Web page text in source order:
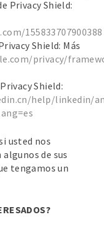
Privacy Shield:
155833707900388
Shield: Más
privacy/
Shield:
help/linkedin/
usted nos
de sus
tengamos un